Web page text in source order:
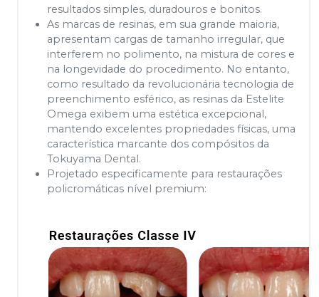
resultados simples, duradouros e bonitos.
As marcas de resinas, em sua grande maioria,
apresentam cargas de tamanho irregular, que
interferem no polimento, na mistura de cores e
na longevidade do procedimento. No entanto,
como resultado da revolucionária tecnologia de
preenchimento esférico, as resinas da Estelite
Omega exibem uma estética excepcional,
mantendo excelentes propriedades físicas, uma
característica marcante dos compósitos da
Tokuyama Dental.
Projetado especificamente para restaurações
policromáticas nível premium: